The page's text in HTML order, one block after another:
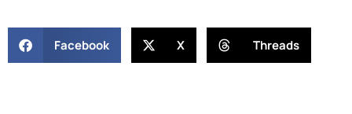
Facebook X Threads